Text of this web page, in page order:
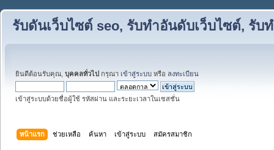
รับดันเว็บไซต์ seo, รับทำอันดับเว็บไซต์, รับ
ยินดีต้อนรับคุณ, บุคคลทั่วไป กรุณา เข้าสู่ระบบ หรือ ลงทะเบียน
เข้าสู่ระบบด้วยชื่อผู้ใช้ รหัสผ่าน และระยะเวลาในเซสชั่น
หน้าแรก ช่วยเหลือ ค้นหา เข้าสู่ระบบ สมัครสมาชิก